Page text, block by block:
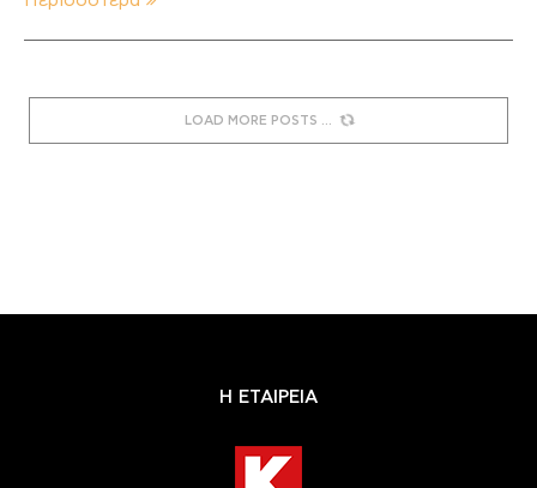
LOAD MORE POSTS
Η ΕΤΑΙΡΕΙΑ